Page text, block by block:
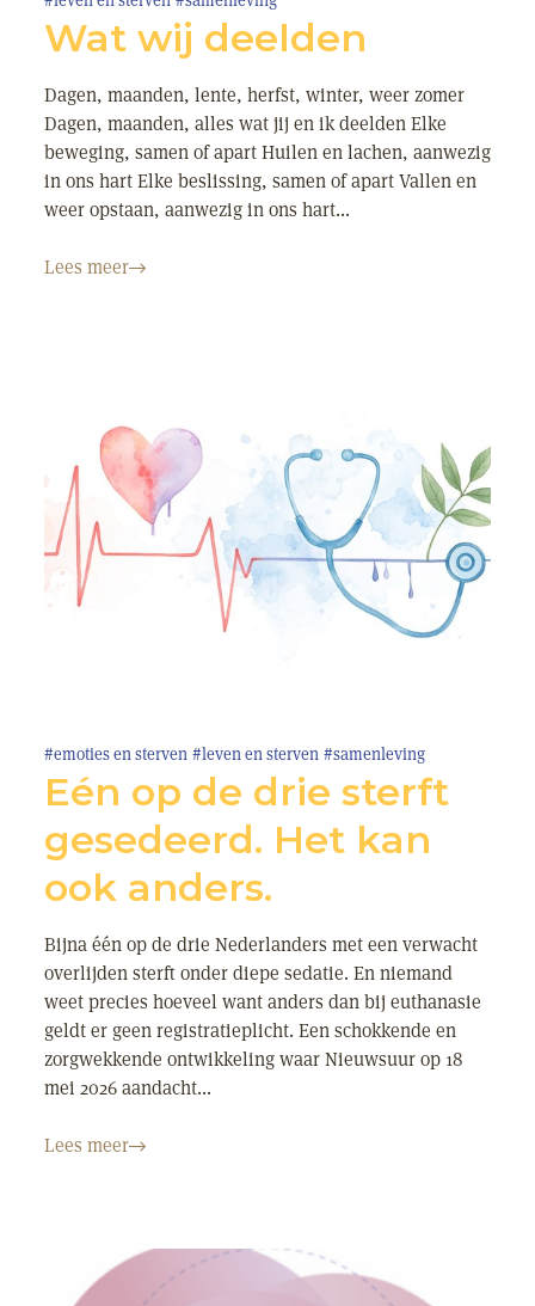
Wat wij deelden
Dagen, maanden, lente, herfst, winter, weer zomer
Dagen, maanden, alles wat jij en ik deelden Elke
beweging, samen of apart Huilen en lachen, aanwezig
in ons hart Elke beslissing, samen of apart Vallen en
weer opstaan, aanwezig in ons hart...
Lees meer
#emoties en sterven #leven en sterven #samenleving
Eén op de drie sterft
gesedeerd. Het kan
ook anders.
Bijna één op de drie Nederlanders met een verwacht
overlijden sterft onder diepe sedatie. En niemand
weet precies hoeveel want anders dan bij euthanasie
geldt er geen registratieplicht. Een schokkende en
zorgwekkende ontwikkeling waar Nieuwsuur op 18
mei 2026 aandacht...
Lees meer